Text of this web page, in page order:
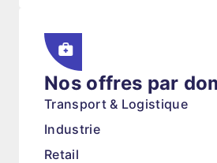
Nos offres par
Transport & Logistique
Industrie
Retail